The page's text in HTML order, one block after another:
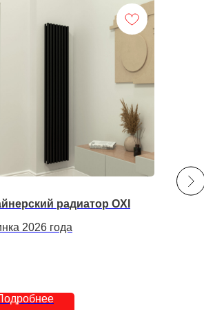
радиатор OXI
2026 года